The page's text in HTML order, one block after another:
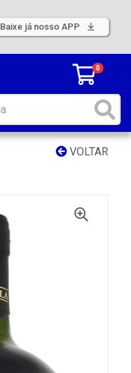
Baixe já nosso APP
0
VOLTAR